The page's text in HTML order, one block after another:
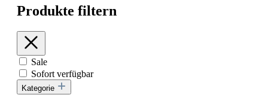
Produkte filtern
Sale
Sofort verfügbar
Kategorie